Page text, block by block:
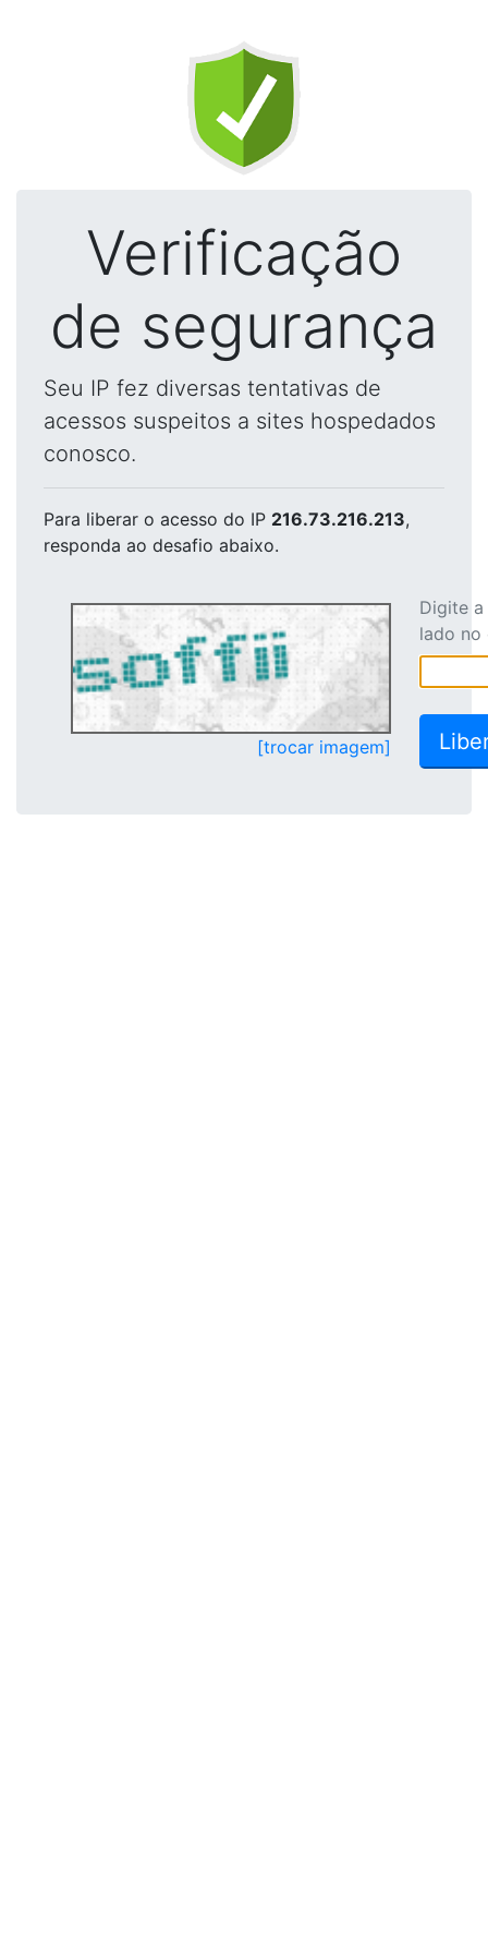
Verificação
de segurança
Seu IP fez diversas tentativas de
acessos suspeitos a sites hospedados
conosco.
Para liberar o acesso do IP 216.73.216.213,
responda ao desafio abaixo.
[trocar imagem]
Digite
lado no